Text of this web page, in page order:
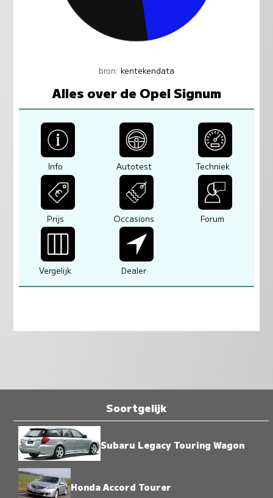
bron: kentekendata
Alles over de Opel Signum
Info Autotest Techniek
Prijs Occasions Forum
Vergelijk Dealer
Soortgelijk
Subaru Legacy Touring Wagon
Honda Accord Tourer